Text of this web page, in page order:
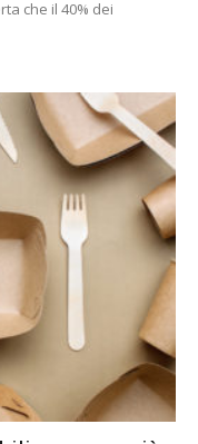
che il 40% dei